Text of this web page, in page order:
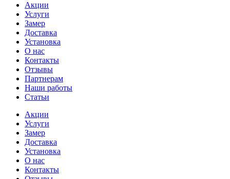
Акции
Услуги
Замер
Доставка
Установка
О нас
Контакты
Отзывы
Партнерам
Наши работы
Статьи
Акции
Услуги
Замер
Доставка
Установка
О нас
Контакты